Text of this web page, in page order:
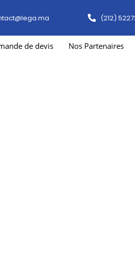
(212)
de devis Nos Partenaires